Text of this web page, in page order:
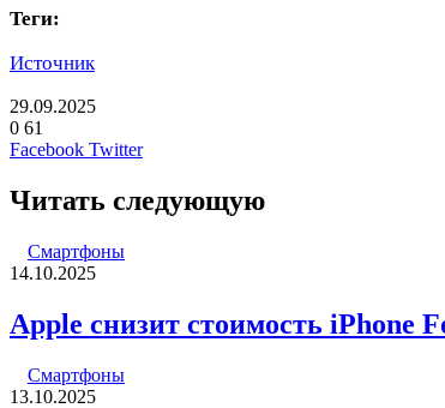
Теги:
Источник
29.09.2025
0 61
Facebook TwitterLinkedIn
Pinterest
Вконтакте
Одноклассники
Skype
WhatsApp
Telegram
Viber
Читать следующую
Смартфоны
14.10.2025
Apple снизит стоимость iPhone
Смартфоны
13.10.2025